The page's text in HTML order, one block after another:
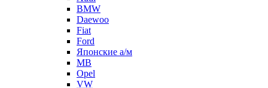
BMW
Daewoo
Fiat
Ford
Японские а/м
MB
Opel
VW